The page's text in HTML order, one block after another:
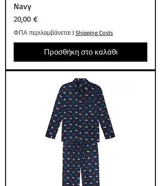
Navy
Τιμή
20,00 €
ΦΠΑ περιλαμβάνεται | Shipping Costs
Προσθήκη στο καλάθι